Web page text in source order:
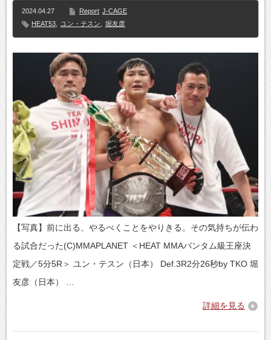
2024.04.27 Report J-CAGE
HEAT53
ユン・テスン 堀友彦
【写真】前に出る、やるべくことをやりきる。その気持ちが伝わ
る試合だった(C)MMAPLANET ＜HEAT MMAバンタム級王座決
定戦／5分5R＞ ユン・テスン（日本） Def.3R2分26秒by TKO 堀
友彦（日本） …
詳細を見る